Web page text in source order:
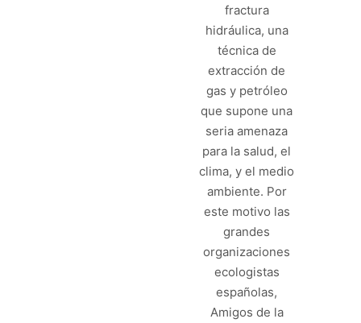
fractura
hidráulica, una
técnica de
extracción de
gas y petróleo
que supone una
seria amenaza
para la salud, el
clima, y el medio
ambiente. Por
este motivo las
grandes
organizaciones
ecologistas
españolas,
Amigos de la